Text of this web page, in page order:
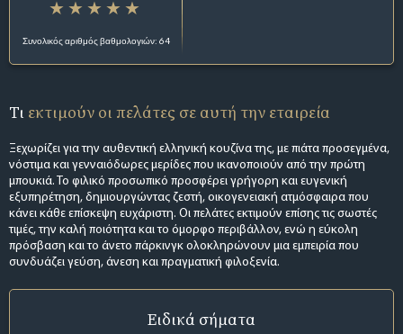
Συνολικός αριθμός βαθμολογιών: 64
Τι εκτιμούν οι πελάτες σε αυτή την εταιρεία
Ξεχωρίζει για την αυθεντική ελληνική κουζίνα της, με πιάτα προσεγμένα,
νόστιμα και γενναιόδωρες μερίδες που ικανοποιούν από την πρώτη
μπουκιά. Το φιλικό προσωπικό προσφέρει γρήγορη και ευγενική
εξυπηρέτηση, δημιουργώντας ζεστή, οικογενειακή ατμόσφαιρα που
κάνει κάθε επίσκεψη ευχάριστη. Οι πελάτες εκτιμούν επίσης τις σωστές
τιμές, την καλή ποιότητα και το όμορφο περιβάλλον, ενώ η εύκολη
πρόσβαση και το άνετο πάρκινγκ ολοκληρώνουν μια εμπειρία που
συνδυάζει γεύση, άνεση και πραγματική φιλοξενία.
Ειδικά σήματα